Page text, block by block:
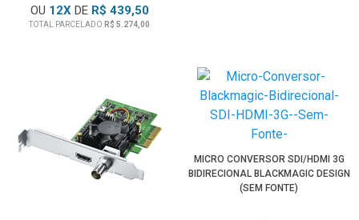
OU 12XDE R$ 439,50
TOTAL PARCELADO R$ 5.274,00
MICRO CONVERSOR SDI/HDMI 3G
BIDIRECIONAL BLACKMAGIC DESIGN
(SEM FONTE)